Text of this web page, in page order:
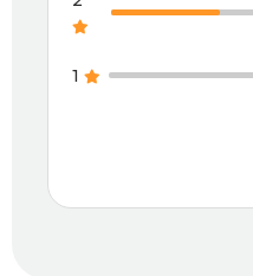
1.5. Tăng Cường Độ
Mercedes CLA vốn đã
nâu, da bò hay kem…
1